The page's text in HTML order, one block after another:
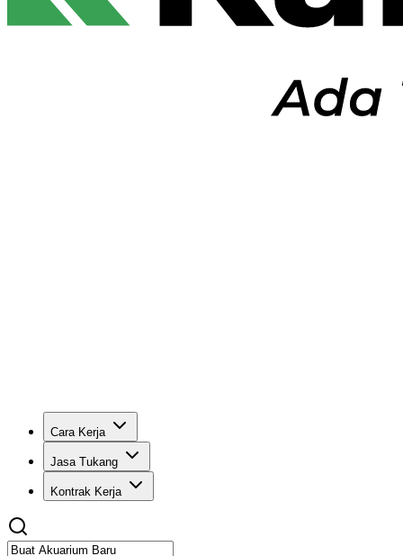
Cara Kerja
Jasa Tukang
Kontrak Kerja